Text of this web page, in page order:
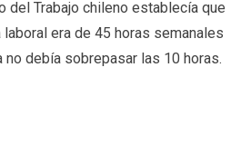
del Trabajo chileno establecía que
era de 45 horas semanales
no debía sobrepasar las 10 horas.